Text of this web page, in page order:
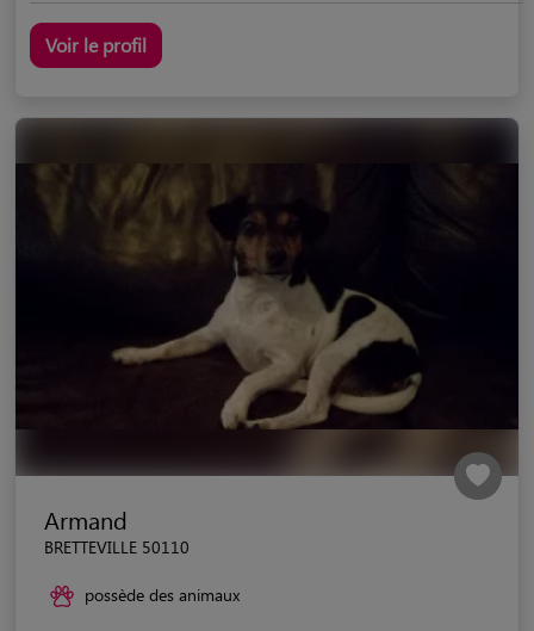
Voir le profil
Armand
BRETTEVILLE 50110
possède des animaux